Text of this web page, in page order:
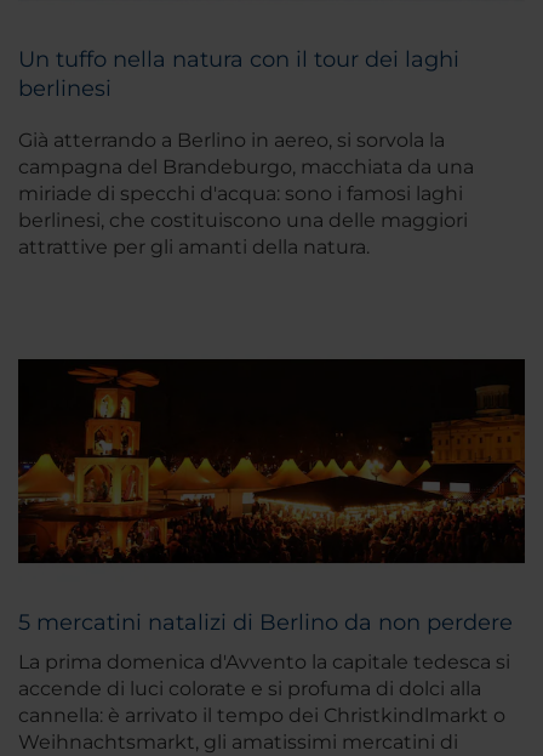
Un tuffo nella natura con il tour dei laghi
berlinesi
Già atterrando a Berlino in aereo, si sorvola la
campagna del Brandeburgo, macchiata da una
miriade di specchi d'acqua: sono i famosi laghi
berlinesi, che costituiscono una delle maggiori
attrattive per gli amanti della natura.
5 mercatini natalizi di Berlino da non perdere
La prima domenica d'Avvento la capitale tedesca si
accende di luci colorate e si profuma di dolci alla
cannella: è arrivato il tempo dei Christkindlmarkt o
Weihnachtsmarkt, gli amatissimi mercatini di